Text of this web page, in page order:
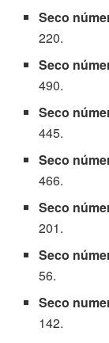
Seco
220.
Seco
490.
Seco
445.
Seco
466.
Seco
201.
Seco
56.
Seco
142.